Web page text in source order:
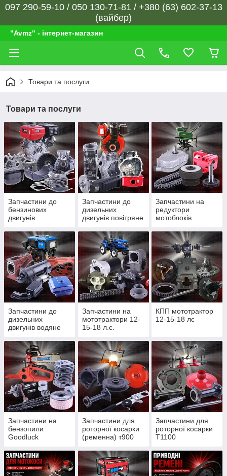
097 290-59-10 / 050 130-71-81 / +380 (63) 602-37-13
(вайбер)
"Avmz" - інтернет-магазин
Товари та послуги
Товари та послуги
Запчастини до
бензинових
двигунів
Запчастини до
дизельних
двигунів повітряне
Запчастини на
редуктори
мотоблоків
Запчастини до
дизельних
двигунів водяне
Запчастини на
мототрактори 12-
15-18 л.с.
КПП мототрактор
12-15-18 лс
Запчастини на
бензопили
Goodluck
350/352, St180
Запчастини для
роторної косарки
(ременна) т900
Запчастини для
роторної косарки
Т1100